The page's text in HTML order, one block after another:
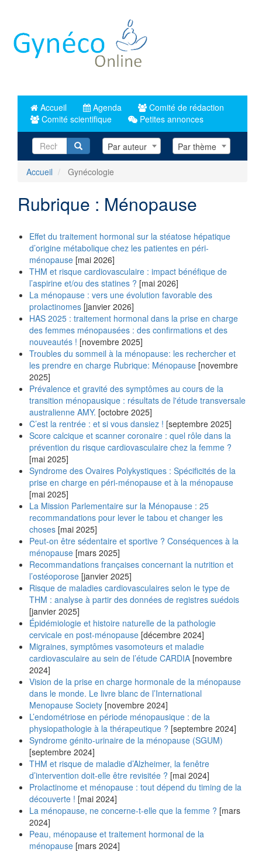
principal
Accueil Agenda
Comité de rédaction
Comité scientifique
Petites annonces
RecherchePar auteur Par thème
Accueil Gynécologie
Rubrique : Ménopause
Effet du traitement hormonal sur la stéatose hépatique
d’origine métabolique chez les patientes en péri-
ménopause [mai 2026]
THM et risque cardiovasculaire : impact bénéfique de
l’aspirine et/ou des statines ? [mai 2026]
La ménopause : vers une évolution favorable des
prolactinomes [janvier 2026]
HAS 2025 : traitement hormonal dans la prise en charge
des femmes ménopausées : des confirmations et des
nouveautés ! [novembre 2025]
Troubles du sommeil à la ménopause: les rechercher et
les prendre en charge Rubrique: Ménopause [novembre
2025]
Prévalence et gravité des symptômes au cours de la
transition ménopausique : résultats de l'étude transversale
australienne AMY. [octobre 2025]
C’est la rentrée : et si vous dansiez ! [septembre 2025]
Score calcique et scanner coronaire : quel rôle dans la
prévention du risque cardiovasculaire chez la femme ?
[mai 2025]
Syndrome des Ovaires Polykystiques : Spécificités de la
prise en charge en péri-ménopause et à la ménopause
[mai 2025]
La Mission Parlementaire sur la Ménopause : 25
recommandations pour lever le tabou et changer les
choses [mai 2025]
Peut-on être sédentaire et sportive ? Conséquences à la
ménopause [mars 2025]
Recommandations françaises concernant la nutrition et
l’ostéoporose [janvier 2025]
Risque de maladies cardiovasculaires selon le type de
THM : analyse à partir des données de registres suédois
[janvier 2025]
Épidémiologie et histoire naturelle de la pathologie
cervicale en post-ménopause [décembre 2024]
Migraines, symptômes vasomoteurs et maladie
cardiovasculaire au sein de l’étude CARDIA [novembre
2024]
Vision de la prise en charge hormonale de la ménopause
dans le monde. Le livre blanc de l’International
Menopause Society [novembre 2024]
L’endométriose en période ménopausique : de la
physiopathologie à la thérapeutique ? [septembre 2024]
Syndrome génito-urinaire de la ménopause (SGUM)
[septembre 2024]
THM et risque de maladie d’Alzheimer, la fenêtre
d’intervention doit-elle être revisitée ? [mai 2024]
Prolactinome et ménopause : tout dépend du timing de la
découverte ! [mai 2024]
La ménopause, ne concerne-t-elle que la femme ? [mars
2024]
Peau, ménopause et traitement hormonal de la
ménopause [mars 2024]